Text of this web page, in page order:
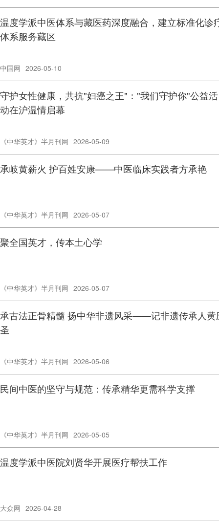
温度学派中医体系与藏医药深度融合，建立标准化诊
体系服务藏区
中国网 2026-05-10
守护女性健康，共抗"妇癌之王"："我们守护你"公益活
动在沪温情启幕
《中华英才》半月刊网 2026-05-09
承岐黄薪火 护百姓安康——中医临床实践者方承艳
《中华英才》半月刊网 2026-05-07
聚全国英才，传本土心学
《中华英才》半月刊网 2026-05-07
承古法正骨精髓 扬中华非遗风采——记非遗传承人黄
圣
《中华英才》半月刊网 2026-05-06
民间中医的坚守与规范：传承精华更需科学支撑
《中华英才》半月刊网 2026-05-05
温度学派中医院刘贤华开展医疗帮扶工作
大众网 2026-04-28